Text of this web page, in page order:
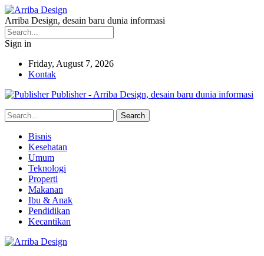
Arriba Design, desain baru dunia informasi
Sign in
Friday, August 7, 2026
Kontak
Publisher - Arriba Design, desain baru dunia informasi
Bisnis
Kesehatan
Umum
Teknologi
Properti
Makanan
Ibu & Anak
Pendidikan
Kecantikan